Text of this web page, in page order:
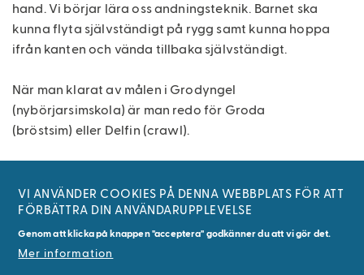
hand. Vi börjar lära oss andningsteknik. Barnet ska
kunna flyta självständigt på rygg samt kunna hoppa
ifrån kanten och vända tillbaka självständigt.
När man klarat av målen i Grodyngel
(nybörjarsimskola) är man redo för Groda
(bröstsim) eller Delfin (crawl).
barnet kan lära sig det från ca 3 års ålder. Bröstsim är
motoriskt mer komplicerat och därför är det först kring
6 års ålder barnet kan lära sig det.
VI ANVÄNDER COOKIES PÅ DENNA WEBBPLATS FÖR ATT
FÖRBÄTTRA DIN ANVÄNDARUPPLEVELSE
Genom att klicka på knappen "acceptera" godkänner du att vi gör det.
Mer information